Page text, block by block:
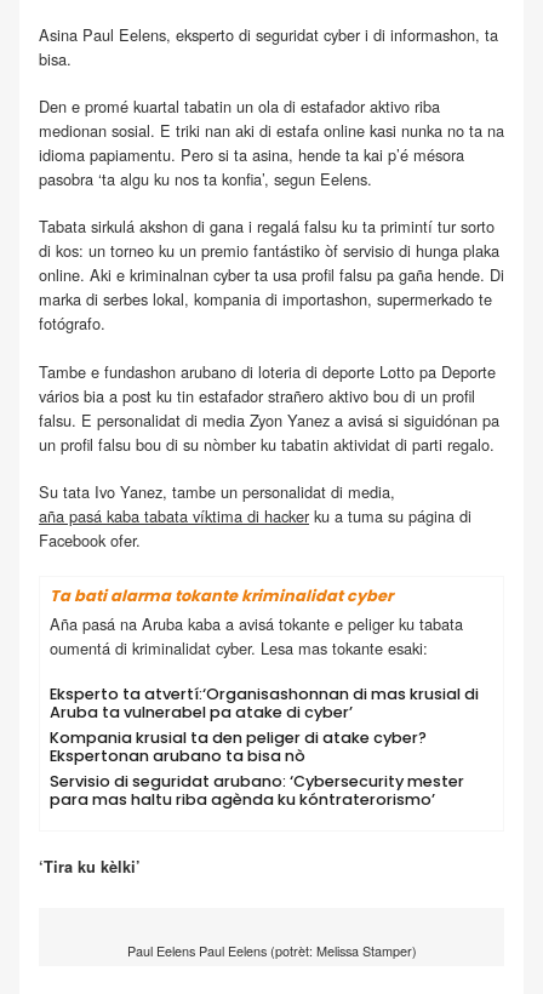
Asina Paul Eelens, eksperto di seguridat cyber i di informashon, ta
bisa.
Den e promé kuartal tabatin un ola di estafador aktivo riba
medionan sosial. E triki nan aki di estafa online kasi nunka no ta na
idioma papiamentu. Pero si ta asina, hende ta kai p’é mésora
pasobra ‘ta algu ku nos ta konfia’, segun Eelens.
Tabata sirkulá akshon di gana i regalá falsu ku ta primintí tur sorto
di kos: un torneo ku un premio fantástiko òf servisio di hunga plaka
online. Aki e kriminalnan cyber ta usa profil falsu pa gaña hende. Di
marka di serbes lokal, kompania di importashon, supermerkado te
fotógrafo.
Tambe e fundashon arubano di loteria di deporte Lotto pa Deporte
vários bia a post ku tin estafador strañero aktivo bou di un profil
falsu. E personalidat di media Zyon Yanez a avisá si siguidónan pa
un profil falsu bou di su nòmber ku tabatin aktividat di parti regalo.
Su tata Ivo Yanez, tambe un personalidat di media,
aña pasá kaba tabata víktima di hacker ku a tuma su página di
Facebook ofer.
Ta bati alarma tokante kriminalidat cyber
Aña pasá na Aruba kaba a avisá tokante e peliger ku tabata
oumentá di kriminalidat cyber. Lesa mas tokante esaki:
Eksperto ta atvertí:‘Organisashonnan di mas krusial di
Aruba ta vulnerabel pa atake di cyber’
Kompania krusial ta den peliger di atake cyber?
Ekspertonan arubano ta bisa nò
Servisio di seguridat arubano: ‘Cybersecurity mester
para mas haltu riba agènda ku kóntraterorismo’
‘Tira ku kèlki’
Paul Eelens Paul Eelens (potrèt: Melissa Stamper)